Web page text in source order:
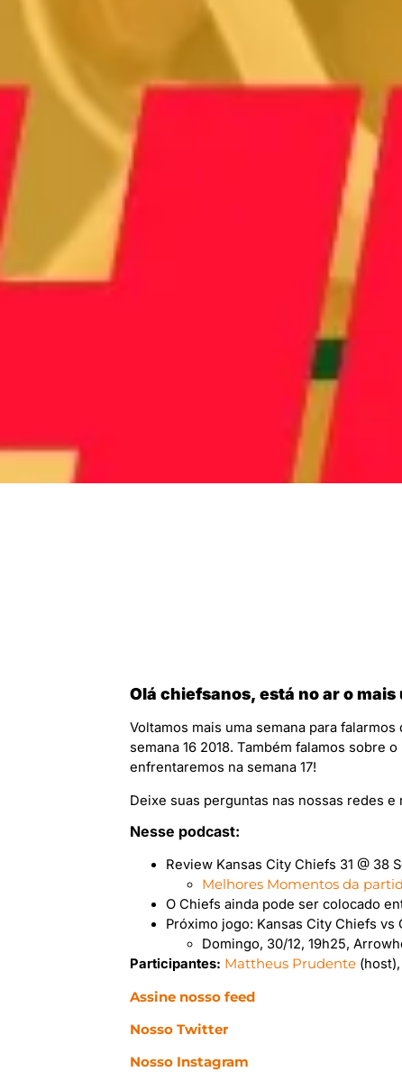
Olá chiefsanos, está no ar o
Voltamos mais uma semana para
semana 16 2018. Também falamos sobre
enfrentaremos na semana 17!
Deixe suas perguntas nas nossas redes
Nesse podcast:
Review Kansas City Chiefs 31 @ 38
Melhores Momentos da
O Chiefs ainda pode ser colocado
Próximo jogo: Kansas City Chiefs vs
Domingo, 30/12, 19h25,
Participantes: Mattheus Prudente (host),
Assine nosso feed
Nosso Twitter
Nosso Instagram